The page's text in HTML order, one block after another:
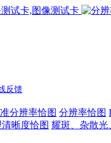
反馈
分辨率恰图 分辨率恰图
晰度恰图 耀斑、杂散光